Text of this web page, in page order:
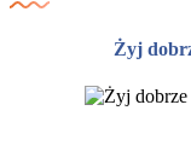
Żyj